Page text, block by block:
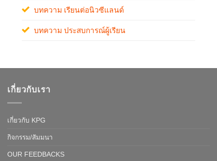
บทความ เรียนต่อนิวซีแลนด์
บทความ ประสบการณ์ผู้เรียน
เกี่ยวกับเรา
เกี่ยวกับ KPG
กิจกรรม/สัมมนา
OUR FEEDBACKS